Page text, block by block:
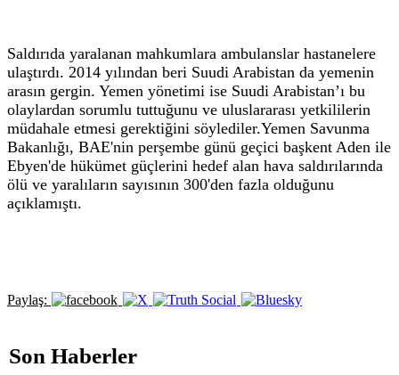
Saldırıda yaralanan mahkumlara ambulanslar hastanelere
ulaştırdı. 2014 yılından beri Suudi Arabistan da yemenin
arasın gergin. Yemen yönetimi ise Suudi Arabistan’ı bu
olaylardan sorumlu tuttuğunu ve uluslararası yetkililerin
müdahale etmesi gerektiğini söylediler.Yemen Savunma
Bakanlığı, BAE'nin perşembe günü geçici başkent Aden ile
Ebyen'de hükümet güçlerini hedef alan hava saldırılarında
ölü ve yaralıların sayısının 300'den fazla olduğunu
açıklamıştı.
Paylaş:
Son Haberler